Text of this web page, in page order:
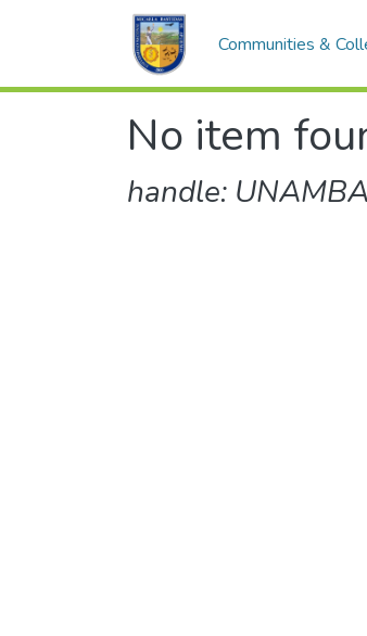
Communities &
No item
handle: